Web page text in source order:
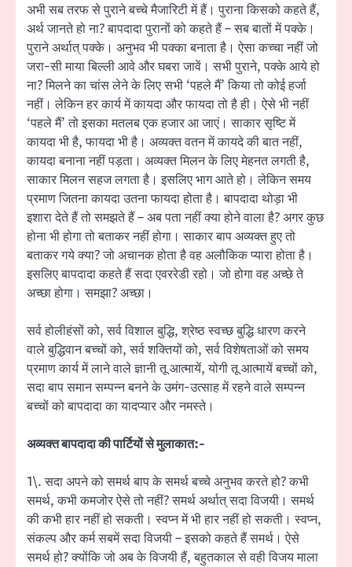
अभी सब तरफ से पुराने बच्चे मैजारिटी में हैं। पुराना किसको कहते हैं,
अर्थ जानते हो ना? बापदादा पुरानों को कहते हैं – सब बातों में पक्के।
पुराने अर्थात् पक्के। अनुभव भी पक्का बनाता है। ऐसा कच्चा नहीं जो
जरा-सी माया बिल्ली आवे और घबरा जावें। सभी पुराने, पक्के आये हो
ना? मिलने का चांस लेने के लिए सभी ‘पहले मैं’ किया तो कोई हर्जा
नहीं। लेकिन हर कार्य में कायदा और फायदा तो है ही। ऐसे भी नहीं
‘पहले मैं’ तो इसका मतलब एक हजार आ जाएं। साकार सृष्टि में
कायदा भी है, फायदा भी है। अव्यक्त वतन में कायदे की बात नहीं,
कायदा बनाना नहीं पड़ता। अव्यक्त मिलन के लिए मेहनत लगती है,
साकार मिलन सहज लगता है। इसलिए भाग आते हो। लेकिन समय
प्रमाण जितना कायदा उतना फायदा होता है। बापदादा थोड़ा भी
इशारा देते हैं तो समझते हैं – अब पता नहीं क्या होने वाला है? अगर कुछ
होना भी होगा तो बताकर नहीं होगा। साकार बाप अव्यक्त हुए तो
बताकर गये क्या? जो अचानक होता है वह अलौकिक प्यारा होता है।
इसलिए बापदादा कहते हैं सदा एवररेडी रहो। जो होगा वह अच्छे ते
अच्छा होगा। समझा? अच्छा।
सर्व होलीहंसों को, सर्व विशाल बुद्धि, श्रेष्ठ स्वच्छ बुद्धि धारण करने
वाले बुद्धिवान बच्चों को, सर्व शक्तियों को, सर्व विशेषताओं को समय
प्रमाण कार्य में लाने वाले ज्ञानी तू आत्मायें, योगी तू आत्मायें बच्चों को,
सदा बाप समान सम्पन्न बनने के उमंग-उत्साह में रहने वाले सम्पन्न
बच्चों को बापदादा का यादप्यार और नमस्ते।
अव्यक्त बापदादा की पार्टियों से मुलाकात:-
1\. सदा अपने को समर्थ बाप के समर्थ बच्चे अनुभव करते हो? कभी
समर्थ, कभी कमजोर ऐसे तो नहीं? समर्थ अर्थात् सदा विजयी। समर्थ
की कभी हार नहीं हो सकती। स्वप्न में भी हार नहीं हो सकती। स्वप्न,
संकल्प और कर्म सबमें सदा विजयी – इसको कहते हैं समर्थ। ऐसे
समर्थ हो? क्योंकि जो अब के विजयी हैं, बहुतकाल से वही विजय माला